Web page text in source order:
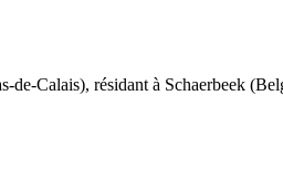
Calais), résidant à Schaerbeek